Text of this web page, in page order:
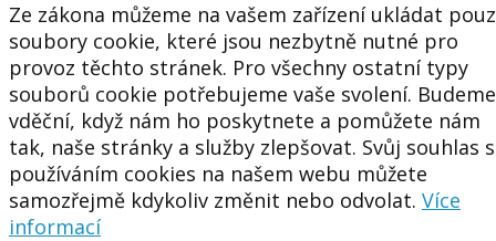
Ze zákona můžeme na vašem zařízení ukládat
soubory cookie, které jsou nezbytně nutné pro
provoz těchto stránek. Pro všechny ostatní typy
souborů cookie potřebujeme vaše svolení. Budeme
vděční, když nám ho poskytnete a pomůžete nám
tak, naše stránky a služby zlepšovat. Svůj souhlas s
používáním cookies na našem webu můžete
samozřejmě kdykoliv změnit nebo odvolat. Více
informací